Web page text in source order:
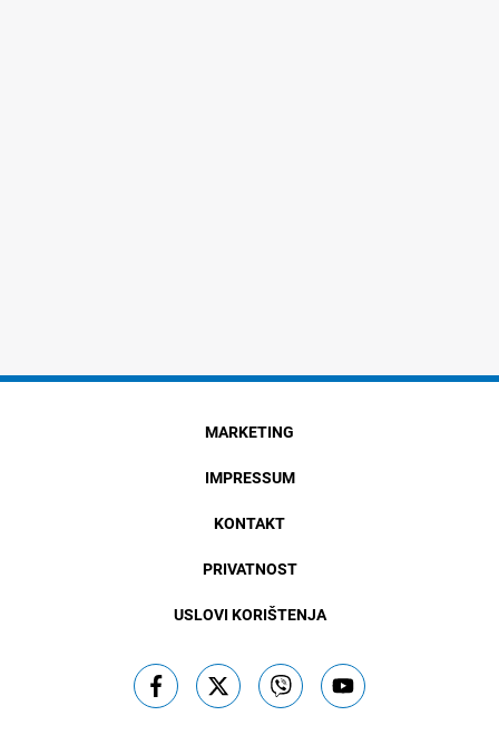
MARKETING
IMPRESSUM
KONTAKT
PRIVATNOST
USLOVI KORIŠTENJA